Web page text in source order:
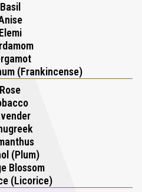
sammen med røgelse og tobak.
tonkabønne og prunol
og oud skaber en røget og
Tobacco er en dristig og
køn med sin luksuriøse og
Basil
Elemi
(Frankincense)
Rose
(Plum)
Blossom
(Licorice)